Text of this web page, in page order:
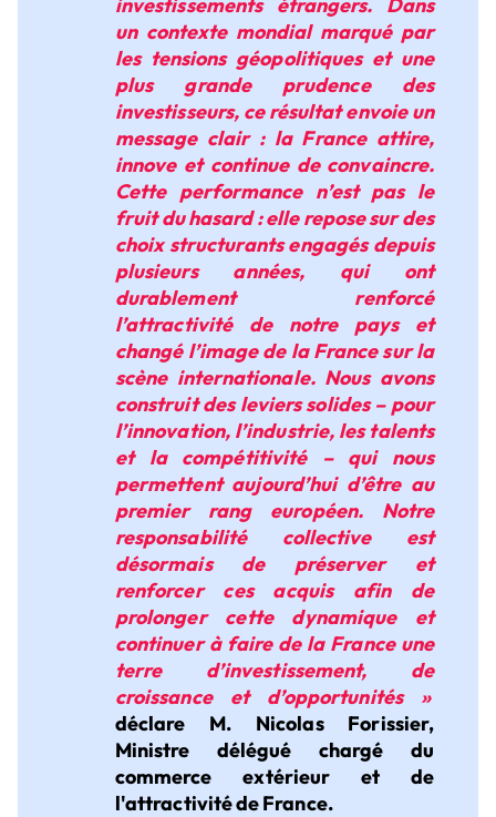
un contexte mondial marqué par
les tensions géopolitiques et une
plus grande prudence des
investisseurs, ce résultat envoie un
message clair : la France attire,
innove et continue de convaincre.
Cette performance n’est pas le
fruit du hasard : elle repose sur des
choix structurants engagés depuis
plusieurs années, qui ont
durablement renforcé
l’attractivité de notre pays et
changé l’image de la France sur la
scène internationale. Nous avons
construit des leviers solides – pour
l’innovation, l’industrie, les talents
et la compétitivité – qui nous
permettent aujourd’hui d’être au
premier rang européen. Notre
responsabilité collective est
désormais de préserver et
renforcer ces acquis afin de
prolonger cette dynamique et
continuer à faire de la France une
terre d’investissement, de
croissance et d’opportunités »
déclare M. Nicolas Forissier,
Ministre délégué chargé du
commerce extérieur et de
l'attractivité de France.